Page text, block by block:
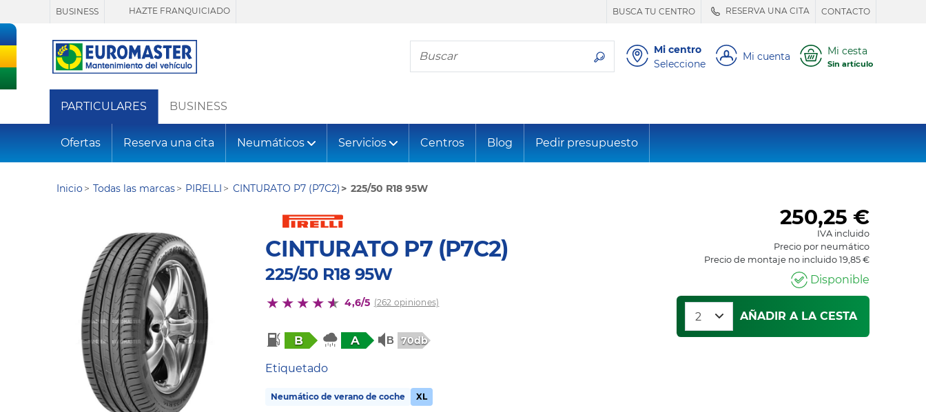
BUSINESS HAZTE FRANQUICIADO BUSCA TU CENTRO RESERVA UNA CITA CONTACTO
Busca tu neumático
Mi centro
Seleccione
Mi cuenta Mi cesta
Sin artículo
PARTICULARES BUSINESS
Ofertas Reserva una cita Neumáticos Servicios Centros Blog Pedir presupuesto
Inicio Todas las marcas PIRELLI CINTURATO P7 (P7C2) 225/50 R18 95W
CINTURATO P7 (P7C2)
225/50 R18 95W
4,6/5 (262 opiniones)
B A 70db
Etiquetado
Neumático de verano de coche XL
250,25 €
IVA incluido
Precio por neumático
Precio de montaje no incluido 19,85 €
Disponible
AÑADIR A LA CESTA